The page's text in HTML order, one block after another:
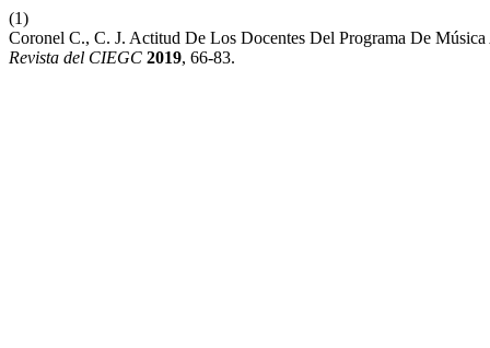
(1)
Coronel C., C. J. Actitud De Los Docentes Del Programa De
Revista del CIEGC 2019, 66-83.